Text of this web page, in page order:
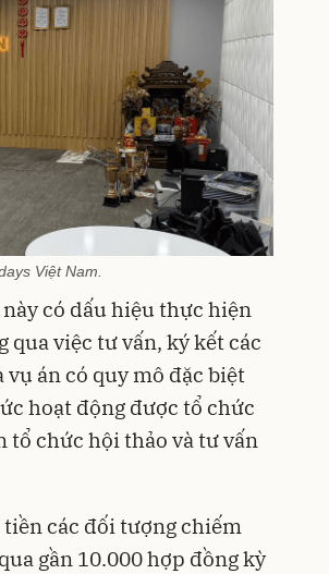
Việt Nam.
có dấu hiệu thực hiện
việc tư vấn, ký kết các
án có quy mô đặc biệt
hoạt động được tổ chức
tổ chức hội thảo và tư vấn
các đối tượng chiếm
gần 10.000 hợp đồng kỳ